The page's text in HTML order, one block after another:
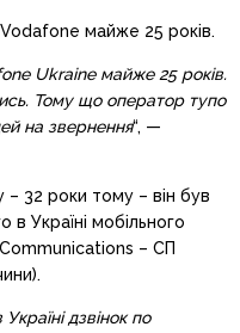
майже 25 років.
Ukraine майже 25 років.
Тому що оператор тупо
на звернення“, —
– 32 роки тому – він був
Україні мобільного
– СП
дзвінок по